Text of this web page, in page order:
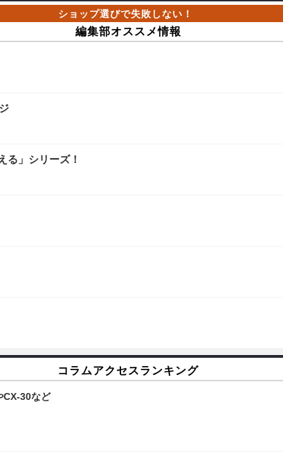
編集部オススメ情報
る」シリーズ！
コラムアクセスランキング
CX-30など